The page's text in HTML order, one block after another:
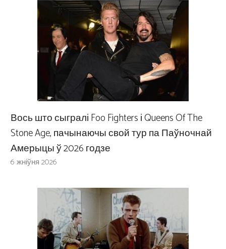
Вось што сыгралі Foo Fighters і Queens Of The
Stone Age, пачынаючы свой тур па Паўночнай
Амерыцы ў 2026 годзе
6 жніўня 2026